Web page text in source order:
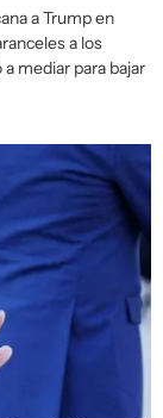
a Trump en
a los
mediar para bajar